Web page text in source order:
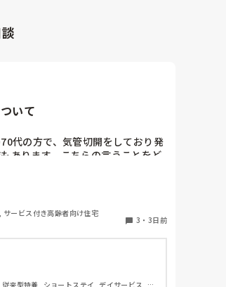
いて
代の方で、気管切開をしており発
あります。こちらの言うことをど
るかは不明ですが、問いかけに頷
会に来られます。この前ケアマネ
いたら、視線入力装置？を導入し
おっしゃっているそうです。そこ
際使われている利用者の方がいらっ
お聞きしたいです。
ービス付き高齢者向け住宅
3 ・ 3日前
来型特養, ショートステイ, デイサービス, 訪